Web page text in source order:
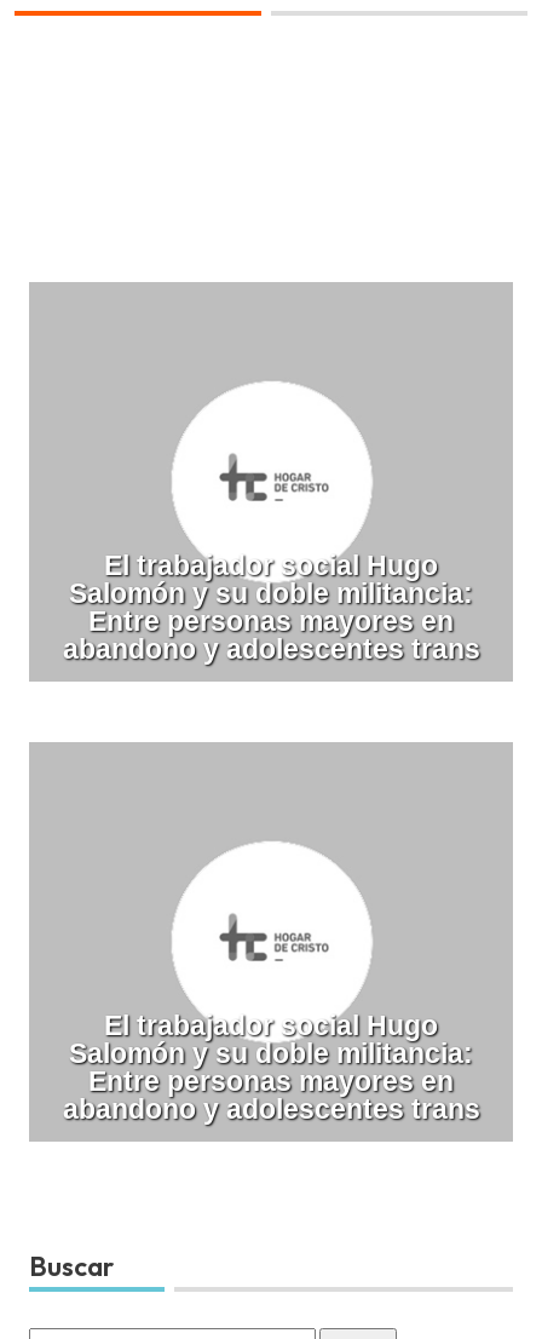
El trabajador social Hugo
Salomón y su doble militancia:
Entre personas mayores en
abandono y adolescentes trans
El trabajador social Hugo
Salomón y su doble militancia:
Entre personas mayores en
abandono y adolescentes trans
Buscar